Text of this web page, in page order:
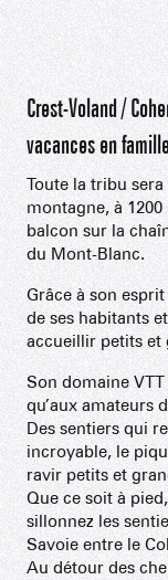
Crest-Voland /
vacances en
Toute la tribu
montagne, à
balcon sur la
du Mont-Blanc.
Grâce à son
de ses habitants
accueillir petits et
Son domaine VTT
qu’aux amateurs
Des sentiers qui
incroyable, le
ravir petits et
Que ce soit à
sillonnez les
Savoie entre le
Au détour des